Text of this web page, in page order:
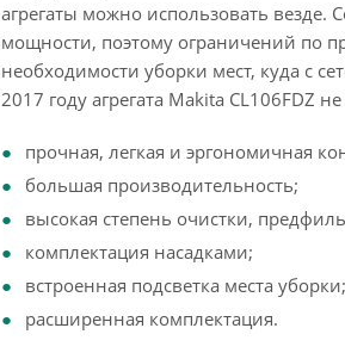
агрегаты можно использовать
мощности, поэтому ограничений по
необходимости уборки мест, куда с
2017 году агрегата Makita CL106FDZ
прочная, легкая и эргономичная
большая производительность;
высокая степень очистки,
комплектация насадками;
встроенная подсветка места уборки;
расширенная комплектация.